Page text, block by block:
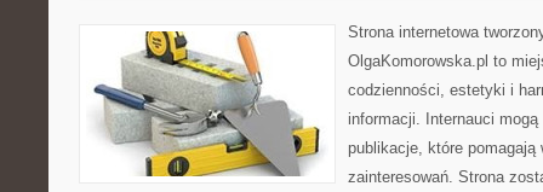
Strona internetowa
OlgaKomorowska.pl to
codzienności, estetyki i
informacji. Internauci
publikacje, które pomagają
zainteresowań. Strona